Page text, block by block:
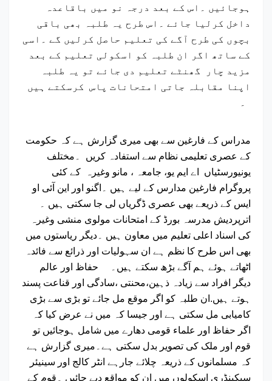
ہوجائیں ۔اس کے بعد درجہ نو میں باقاعدہ
داخل کرلیا جائے ۔اس طرح یہ طلبہ بھی باقی
بچوں کی طرح آگے کی تعلیم حاصل کرلیں گے ۔اسی
کے ساتھ اگر ان طلبہ کو اسکولی تعلیم کے بعد
مزید چار گھنٹے تعلیم دی جائے تو یہ طلبہ
اپنا مقابلہ جاتی امتحانات پاس کرسکتے ہیں
مدراس کے فارغین سے بھی میری گزارش ہے کہ حکومت
کے عصری تعلیمی نظام سے استفادہ کریں ۔مختلف
یونیورسٹیاں اے ایم یو، جامعہ ، مانو وغیرہ کے کئی
پروگرام فارغین مدارس کے لیے ہیں ۔اگنو اور این آئی او
ایس کے ذریعے بھی عصری ڈگریاں لی جا سکتی ہیں ۔
اترپردیش مدرسہ بورڈ کے امتحانات مولوی منشی وغیرہ
کی اسناد اعلی تعلیم میں معاون ہیں ۔دیگر ریاستوں میں
بھی اس طرح کا نظم ہے ان سہولیات اور ذرائع سے فائدہ
اٹھاتے ہوئے ہم آگے بڑھ سکتے ہیں۔ حفاظ اور عالم
دیگر افراد سے زیادہ ذہین،محنتی ،سادگی اور قناعت پسند
ہوتے ہیں.ان طلبہ کو اگر موقع مل جائے تو بڑی سے بڑی
کامیابی مل سکتی ہے اور جیسا کہ میں نے عرض کیا کہ
اگر حفاظ اور علماء قومی دھارے میں شامل ہوجائیں تو
قوم اور ملک کی تصویر بدل سکتی ہے۔میری گزارش ہے
کہ مسلمانوں کے ذریعہ چلائے جارہے انٹر کالج اور سینیئر
سیکینڈری اسکولوں میں ان کو مواقع دیے جائیں ۔قوم کے